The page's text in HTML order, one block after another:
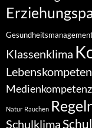
Klassenklima
Medienkompetenz
Natur Rauchen
Schulklima